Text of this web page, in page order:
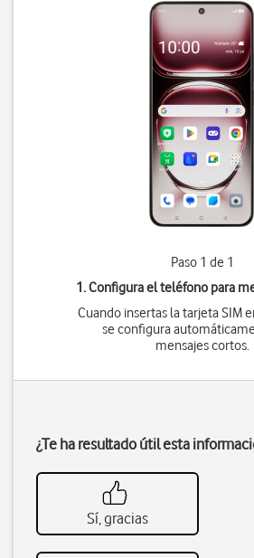
Paso 1 de 1
1. Configura el teléfono para
Cuando insertas la tarjeta SIM
se configura
mensajes cortos.
¿Te ha resultado útil esta
Sí, gracias